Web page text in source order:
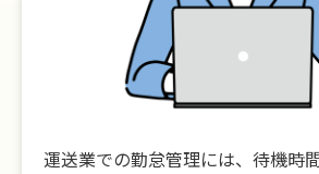
運送業での勤怠管理には、待機時